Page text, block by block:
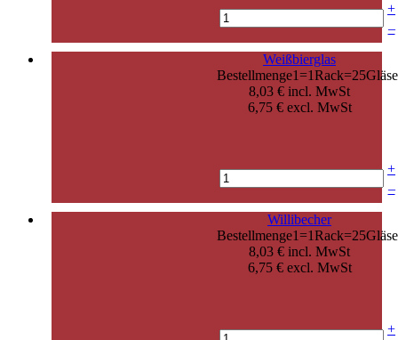
+
–
Weißbierglas
8,03 € incl. MwSt
6,75 € excl. MwSt
+
–
Willibecher
8,03 € incl. MwSt
6,75 € excl. MwSt
+